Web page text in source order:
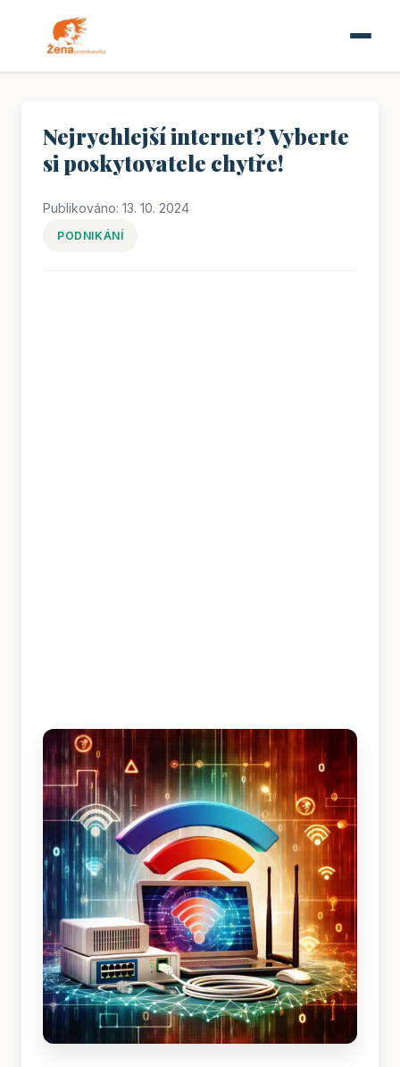
Nejrychlejší internet? Vyberte
si poskytovatele chytře!
Publikováno: 13. 10. 2024
PODNIKÁNÍ